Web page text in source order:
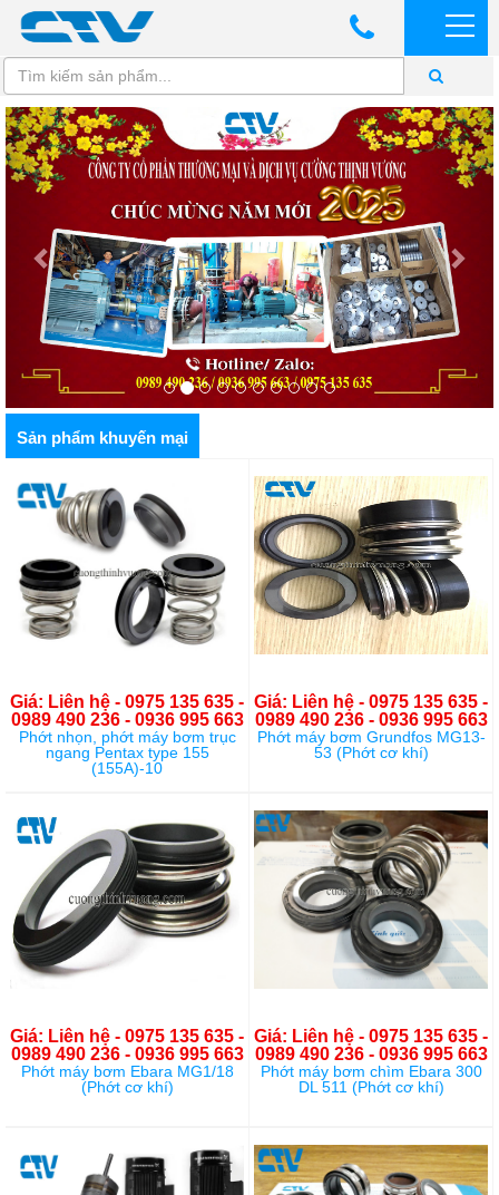
Sản phẩm khuyến mại
Giá: Liên hệ - 0975 135 635 -
0989 490 236 - 0936 995 663
Phớt nhọn, phớt máy bơm trục
ngang Pentax type 155
(155A)-10
Giá: Liên hệ - 0975 135 635 -
0989 490 236 - 0936 995 663
Phớt máy bơm Grundfos MG13-
53 (Phớt cơ khí)
Giá: Liên hệ - 0975 135 635 -
0989 490 236 - 0936 995 663
Phớt máy bơm Ebara MG1/18
(Phớt cơ khí)
Giá: Liên hệ - 0975 135 635 -
0989 490 236 - 0936 995 663
Phớt máy bơm chìm Ebara 300
DL 511 (Phớt cơ khí)